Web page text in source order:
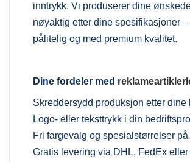
inntrykk. Vi produserer dine
nøyaktig etter dine spesifikasjoner –
pålitelig og med premium kvalitet.
Dine fordeler med
Skreddersydd produksjon etter dine
Logo- eller teksttrykk i din
Fri fargevalg og spesialstørrelser på
Gratis levering via DHL, FedEx eller